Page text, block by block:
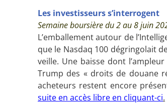
Les investisseurs s’interrogent
Semaine boursière du 2 au 8 juin
L’emballement autour de
que le Nasdaq 100 dégringolait
veille. Une baisse dont
Trump des « droits de douane
acheteurs restent encore
suite en accès libre en cliquant-ci.